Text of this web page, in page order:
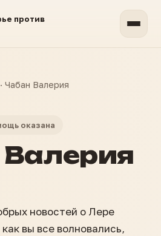
против
· Чабан Валерия
оказана
новостей о Лере
вы все волновались,